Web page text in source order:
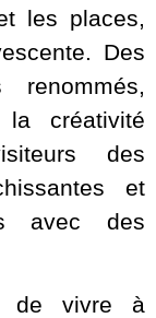
les places,
Des
créativité
des
et
avec des
de vivre à